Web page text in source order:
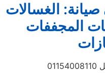
الغسالات
المجففات